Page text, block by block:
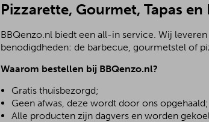
Pizzarette, Gourmet, Tapas
BBQenzo.nl biedt een all-in service. Wij
benodigdheden: de barbecue, gourmetstel of
Waarom bestellen bij BBQenzo.nl?
Gratis thuisbezorgd;
Geen afwas, deze wordt door ons opgehaald;
Alle producten zijn dagvers en worden